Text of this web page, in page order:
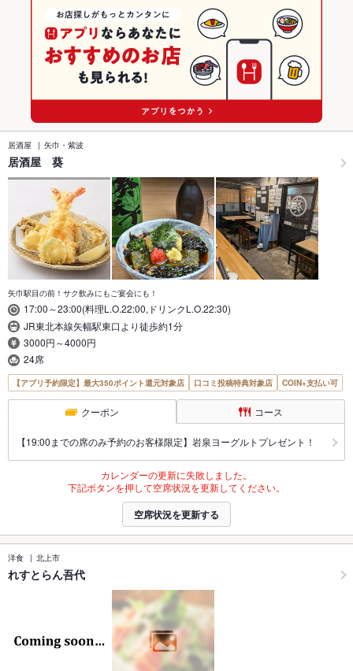
居酒屋 矢巾・紫波
居酒屋 葵
矢巾駅目の前！サク飲みにもご宴会にも！
17:00～23:00(料理L.O.22:00,ドリンクL.O.22:30)
JR東北本線矢幅駅東口より徒歩約1分
3000円～4000円
24席
【アプリ予約限定】最大350ポイント還元対象店 口コミ投稿特典対象店 COIN+支払い可
クーポン コース
【19:00までの席のみ予約のお客様限定】岩泉ヨーグルトプレゼント！
カレンダーの更新に失敗しました。
下記ボタンを押して空席状況を更新してください。
空席状況を更新する
洋食 北上市
れすとらん吾代